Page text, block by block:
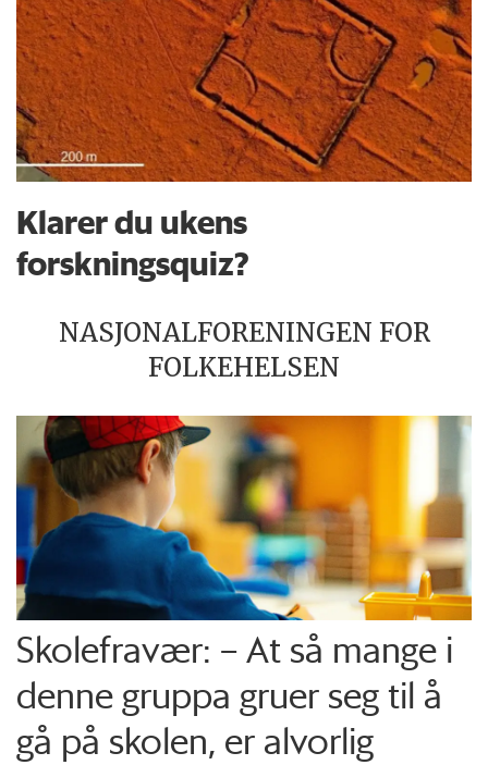
Klarer du ukens
forskningsquiz?
NASJONALFORENINGEN FOR
FOLKEHELSEN
Skolefravær: – At så mange i
denne gruppa gruer seg til å
gå på skolen, er alvorlig